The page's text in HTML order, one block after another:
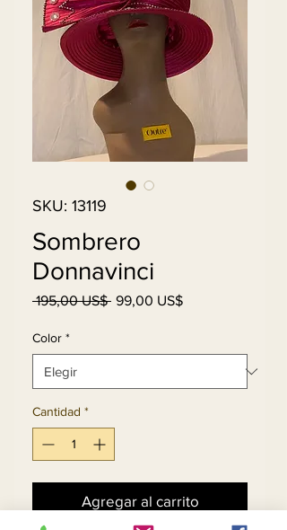
SKU: 13119
Sombrero
Donnavinci
195,00 US$ Precio
99,00 US$Precio
Color *
Cantidad *
Agregar al carrito